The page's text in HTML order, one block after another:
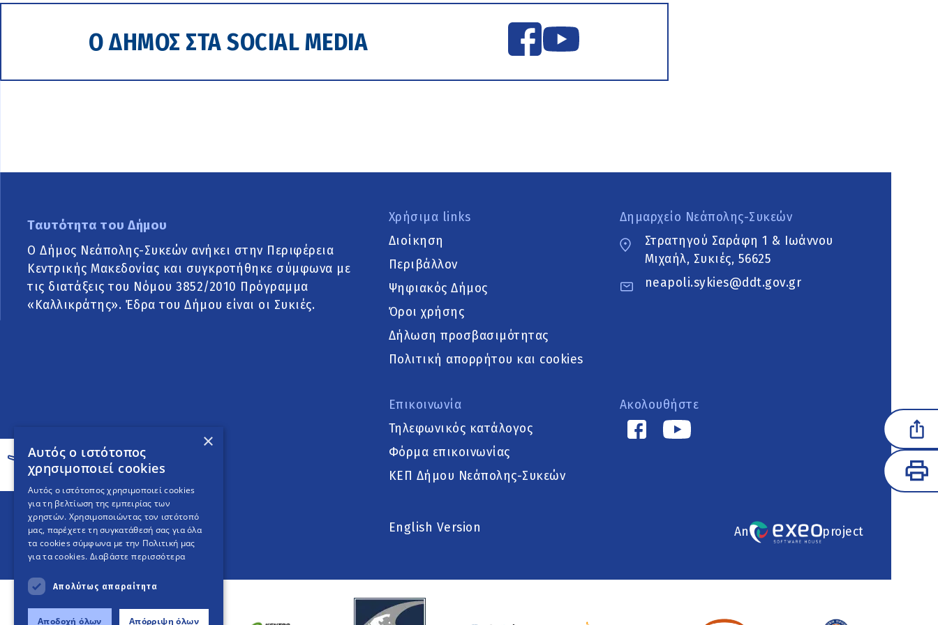
Ο ΔΗΜΟΣ ΣΤΑ SOCIAL MEDIA
Ταυτότητα του Δήμου
Ο Δήμος Νεάπολης-Συκεών ανήκει στην Περιφέρεια
Κεντρικής Μακεδονίας και συγκροτήθηκε σύμφωνα με
τις διατάξεις του Νόμου 3852/2010 Πρόγραμμα
«Καλλικράτης». Έδρα του Δήμου είναι οι Συκιές.
Χρήσιμα links
Διοίκηση
Περιβάλλον
Ψηφιακός Δήμος
Όροι χρήσης
Δήλωση προσβασιμότητας
Πολιτική απορρήτου και cookies
Επικοινωνία
Τηλεφωνικός κατάλογος
Φόρμα επικοινωνίας
ΚΕΠ Δήμου Νεάπολης-Συκεών
Δημαρχείο Νεάπολης-Συκεών
Στρατηγού Σαράφη 1 & Ιωάννου
Μιχαήλ, Συκιές, 56625
neapoli.sykies@ddt.gov.gr
Ακολουθήστε
English Version An project
×
Αυτός ο ιστότοπος
χρησιμοποιεί cookies
Αυτός ο ιστότοπος χρησιμοποιεί cookies
για τη βελτίωση της εμπειρίας των
χρηστών. Χρησιμοποιώντας τον ιστότοπό
μας, παρέχετε τη συγκατάθεσή σας για όλα
τα cookies σύμφωνα με την Πολιτική μας
για τα cookies. Διαβάστε περισσότερα
Απολύτως απαραίτητα
Αποδοχή όλων Απόρριψη όλων